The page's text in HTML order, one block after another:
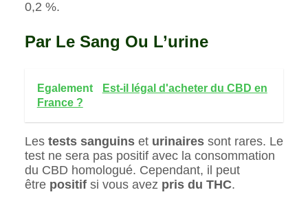
0,2 %.
Par Le Sang Ou L’urine
Egalement
Est-il légal d'acheter du CBD en
France ?
Les tests sanguinset urinairessont rares. Le
test ne sera pas positif avec la consommation
du CBD homologué. Cependant, il peut
être positifsi vous avez pris du THC.